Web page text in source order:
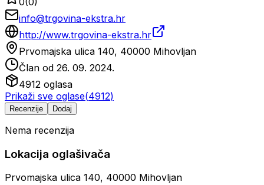
info@trgovina-ekstra.hr
http://www.trgovina-ekstra.hr
Prvomajska ulica 140, 40000 Mihovljan
Član od 26. 09. 2024.
4912 oglasa
Prikaži sve oglase(4912)
Recenzije Dodaj
Nema recenzija
Lokacija oglašivača
Prvomajska ulica 140, 40000 Mihovljan